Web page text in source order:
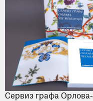
Сервиз графа Орлова-